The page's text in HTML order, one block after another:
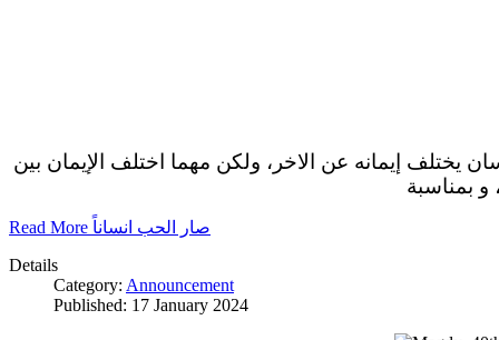
يختلف إيمانه عن الاخر، ولكن مهما اختلف الإيمان بين
و بمناسبة
Read More صار الحب انساناً
Details
Category: Announcement
Published: 17 January 2024